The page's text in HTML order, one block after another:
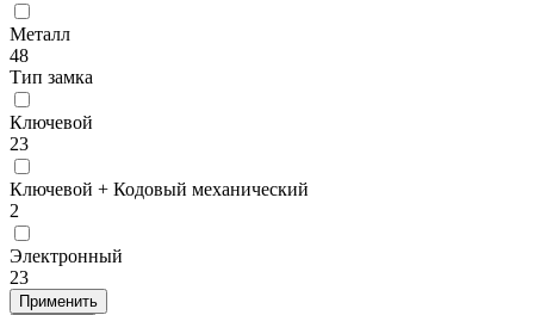
Металл
48
Тип замка
Ключевой
23
Ключевой + Кодовый механический
2
Электронный
23
Применить